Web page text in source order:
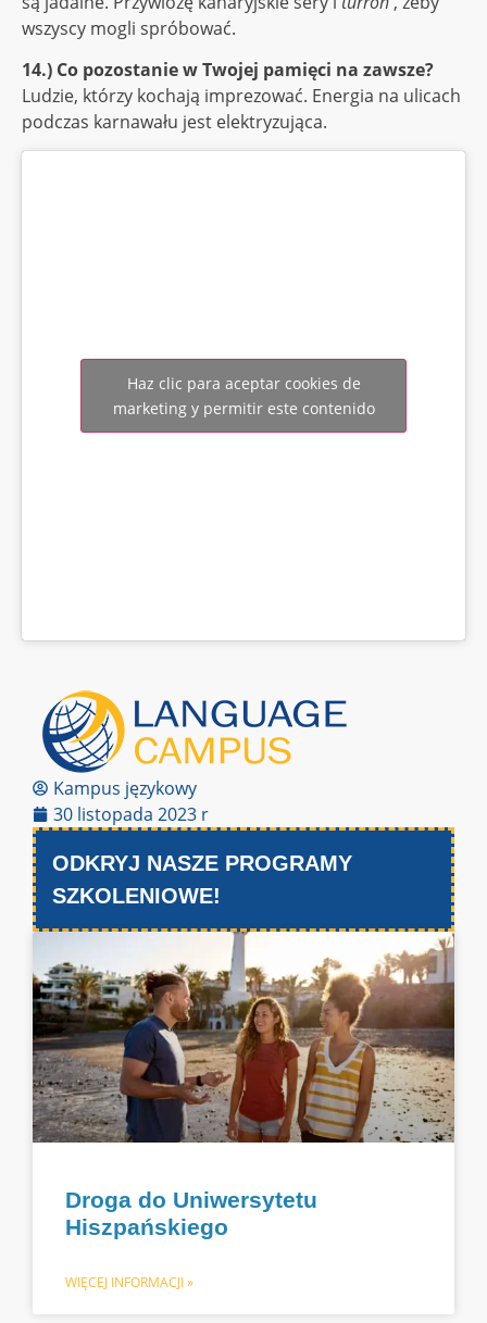
wszyscy mogli spróbować.
14.) Co pozostanie w Twojej pamięci na zawsze?
Ludzie, którzy kochają imprezować. Energia na ulicach
podczas karnawału jest elektryzująca.
Haz clic para aceptar cookies de
marketing y permitir este contenido
Kampus językowy
30 listopada 2023 r
ODKRYJ NASZE PROGRAMY
SZKOLENIOWE!
Droga do Uniwersytetu
Hiszpańskiego
WIĘCEJ INFORMACJI »